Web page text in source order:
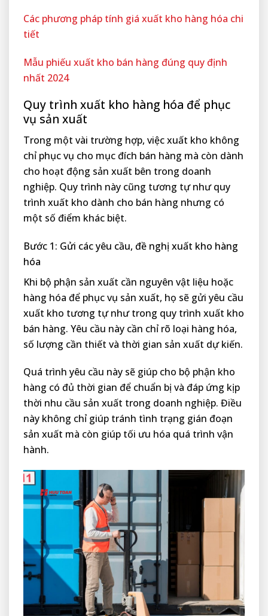
Các phương pháp tính giá xuất kho hàng hóa chi
tiết
Mẫu phiếu xuất kho bán hàng đúng quy định
nhất 2024
Quy trình xuất kho hàng hóa để phục
vụ sản xuất
Trong một vài trường hợp, việc xuất kho không
chỉ phục vụ cho mục đích bán hàng mà còn dành
cho hoạt động sản xuất bên trong doanh
nghiệp. Quy trình này cũng tương tự như quy
trình xuất kho dành cho bán hàng nhưng có
một số điểm khác biệt.
Bước 1: Gửi các yêu cầu, đề nghị xuất kho hàng
hóa
Khi bộ phận sản xuất cần nguyên vật liệu hoặc
hàng hóa để phục vụ sản xuất, họ sẽ gửi yêu cầu
xuất kho tương tự như trong quy trình xuất kho
bán hàng. Yêu cầu này cần chỉ rõ loại hàng hóa,
số lượng cần thiết và thời gian sản xuất dự kiến.
Quá trình yêu cầu này sẽ giúp cho bộ phận kho
hàng có đủ thời gian để chuẩn bị và đáp ứng kịp
thời nhu cầu sản xuất trong doanh nghiệp. Điều
này không chỉ giúp tránh tình trạng gián đoạn
sản xuất mà còn giúp tối ưu hóa quá trình vận
hành.